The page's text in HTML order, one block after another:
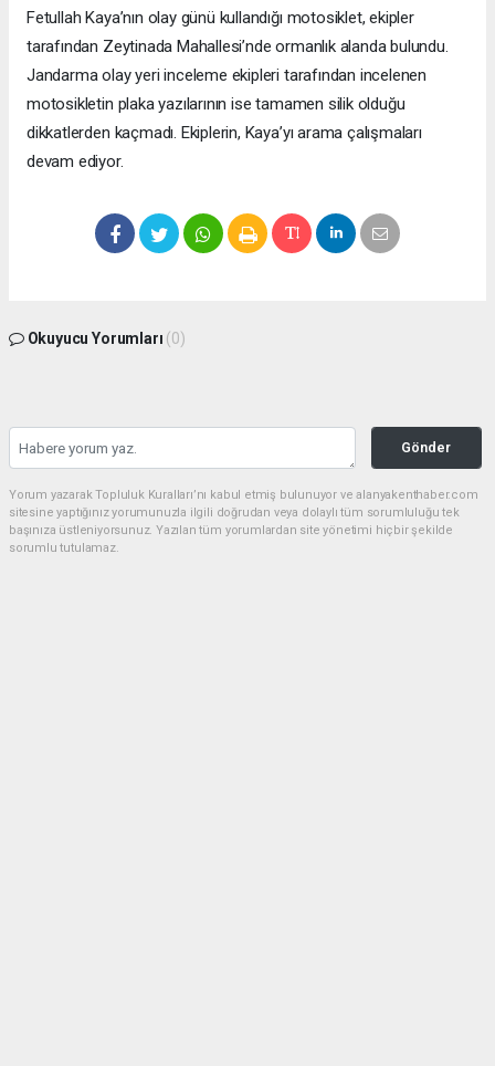
Fetullah Kaya’nın olay günü kullandığı motosiklet, ekipler
tarafından Zeytinada Mahallesi’nde ormanlık alanda bulundu.
Jandarma olay yeri inceleme ekipleri tarafından incelenen
motosikletin plaka yazılarının ise tamamen silik olduğu
dikkatlerden kaçmadı. Ekiplerin, Kaya’yı arama çalışmaları
devam ediyor.
Okuyucu Yorumları (0)
Gönder
Yorum yazarak Topluluk Kuralları’nı kabul etmiş bulunuyor ve alanyakenthaber.com
sitesine yaptığınız yorumunuzla ilgili doğrudan veya dolaylı tüm sorumluluğu tek
başınıza üstleniyorsunuz. Yazılan tüm yorumlardan site yönetimi hiçbir şekilde
sorumlu tutulamaz.